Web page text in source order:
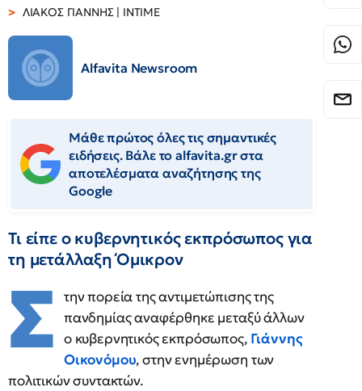
ΛΙΑΚΟΣ ΓΙΑΝΝΗΣ | ΙΝΤΙΜΕ
Alfavita Newsroom
Μάθε πρώτος όλες τις σημαντικές
ειδήσεις. Βάλε το alfavita.gr στα
αποτελέσματα αναζήτησης της
Google
Τι είπε ο κυβερνητικός εκπρόσωπος για
τη μετάλλαξη Όμικρον
Σ την πορεία της αντιμετώπισης της
πανδημίας αναφέρθηκε μεταξύ άλλων
ο κυβερνητικός εκπρόσωπος, Γιάννης
Οικονόμου, στην ενημέρωση των
πολιτικών συντακτών.